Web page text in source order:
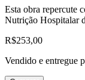
Esta obra repercute
Nutrição Hospitalar
R$253,00
Vendido e entregue